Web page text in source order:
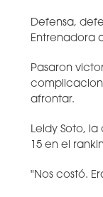
Defensa,
Entrenadora
Pasaron
afrontar.
Leidy Soto,
15 en el
"Nos costó.